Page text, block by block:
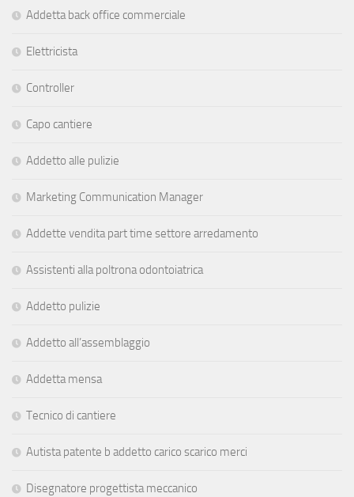
Addetta back office commerciale
Elettricista
Controller
Capo cantiere
Addetto alle pulizie
Marketing Communication Manager
Addette vendita part time settore arredamento
Assistenti alla poltrona odontoiatrica
Addetto pulizie
Addetto all’assemblaggio
Addetta mensa
Tecnico di cantiere
Autista patente b addetto carico scarico merci
Disegnatore progettista meccanico